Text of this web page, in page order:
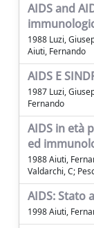
AIDS and
1988 Luzi,
Aiuti, Fernando
AIDS E
1987 Luzi,
Fernando
AIDS in età
ed
1988 Aiuti,
Valdarchi, C;
AIDS: Stato
1998 Aiuti,